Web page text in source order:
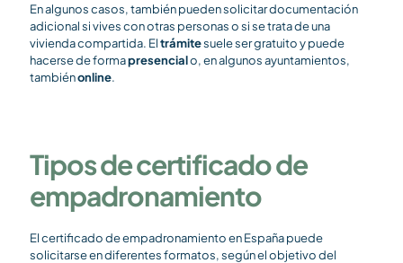
En algunos casos, también pueden solicitar documentación
adicional si vives con otras personas o si se trata de una
vivienda compartida. Eltrámitesuele ser gratuito y puede
hacerse de formapresencialo, en algunos ayuntamientos,
tambiénonline.
Tipos de certificado de
empadronamiento
El certificado de empadronamiento en España puede
solicitarse en diferentes formatos, según el objetivo del